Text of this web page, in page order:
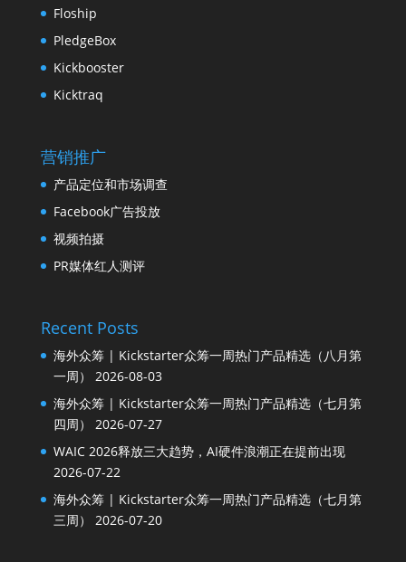
Floship
PledgeBox
Kickbooster
Kicktraq
营销推广
产品定位和市场调查
Facebook广告投放
视频拍摄
PR媒体红人测评
Recent Posts
海外众筹 | Kickstarter众筹一周热门产品精选（八月第
一周）
2026-08-03
海外众筹 | Kickstarter众筹一周热门产品精选（七月第
四周）
2026-07-27
WAIC 2026释放三大趋势，AI硬件浪潮正在提前出现
2026-07-22
海外众筹 | Kickstarter众筹一周热门产品精选（七月第
三周）
2026-07-20